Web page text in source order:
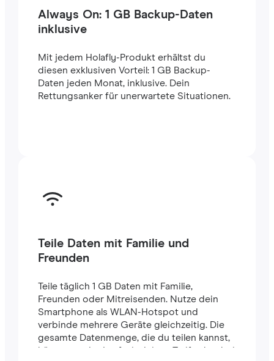
Always On: 1 GB Backup-Daten
inklusive
Mit jedem Holafly-Produkt erhältst du
diesen exklusiven Vorteil: 1 GB Backup-
Daten jeden Monat, inklusive. Dein
Rettungsanker für unerwartete Situationen.
Teile Daten mit Familie und
Freunden
Teile täglich 1 GB Daten mit Familie,
Freunden oder Mitreisenden. Nutze dein
Smartphone als WLAN-Hotspot und
verbinde mehrere Geräte gleichzeitig. Die
gesamte Datenmenge, die du teilen kannst,
hängt von der Laufzeit deines Tarifs ab – bei